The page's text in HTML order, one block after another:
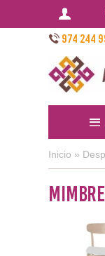
974 244
Inicio »
Mimbre